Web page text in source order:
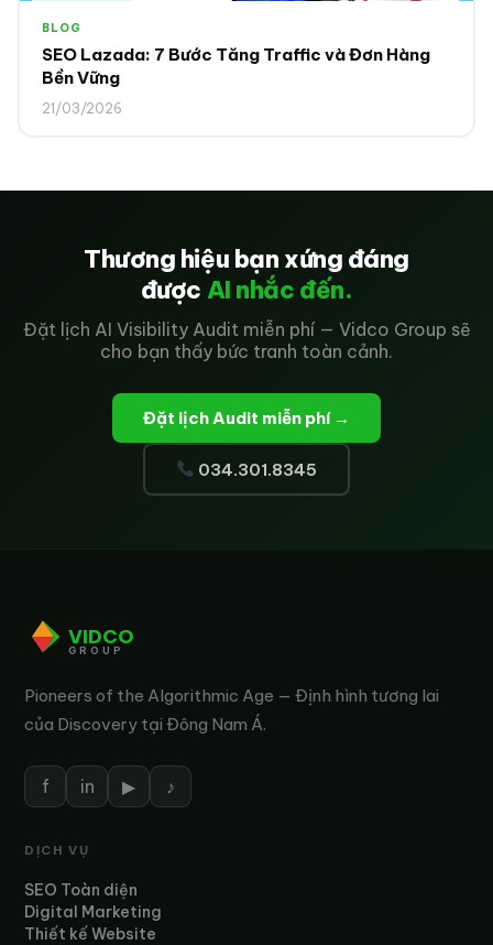
BLOG
SEO Lazada: 7 Bước Tăng Traffic và Đơn Hàng
Bền Vững
21/03/2026
Thương hiệu bạn xứng đáng
được AI nhắc đến.
Đặt lịch AI Visibility Audit miễn phí — Vidco Group sẽ
cho bạn thấy bức tranh toàn cảnh.
Đặt lịch Audit miễn phí →
034.301.8345
VIDCO
GROUP
Pioneers of the Algorithmic Age — Định hình tương lai
của Discovery tại Đông Nam Á.
f in ▶ ♪
DỊCH VỤ
SEO Toàn diện
Digital Marketing
Thiết kế Website